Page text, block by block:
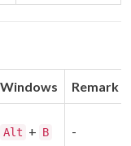
Windows Remark
Alt + B -